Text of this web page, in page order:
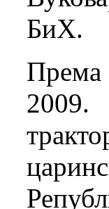
БиХ.
Према